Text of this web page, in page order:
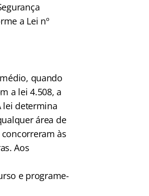
a Lei nº
quando
a lei 4.508, a
lei determina
área de
às
Aos
e programe-